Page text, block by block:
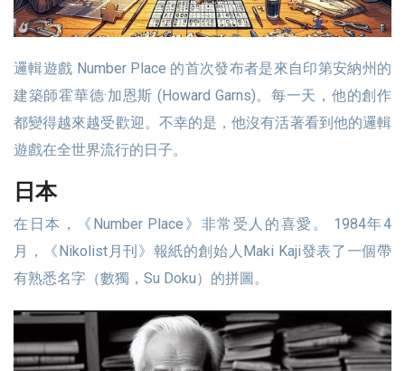
邏輯遊戲 Number Place 的首次發布者是來自印第安納州的
建築師霍華德·加恩斯 (Howard Garns)。每一天，他的創作
都變得越來越受歡迎。不幸的是，他沒有活著看到他的邏輯
遊戲在全世界流行的日子。
日本
在日本，《Number Place》非常受人的喜愛。 1984年4
月，《Nikolist月刊》報紙的創始人Maki Kaji發表了一個帶
有熟悉名字（數獨，Su Doku）的拼圖。